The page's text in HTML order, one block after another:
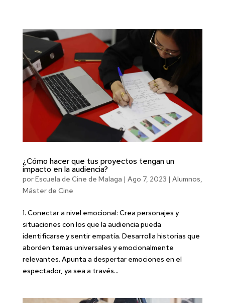
¿Cómo hacer que tus proyectos tengan un
impacto en la audiencia?
porEscuela de Cine de Malaga | Ago 7, 2023 | Alumnos,
Máster de Cine
1. Conectar a nivel emocional: Crea personajes y
situaciones con los que la audiencia pueda
identificarse y sentir empatía. Desarrolla historias que
aborden temas universales y emocionalmente
relevantes. Apunta a despertar emociones en el
espectador, ya sea a través...